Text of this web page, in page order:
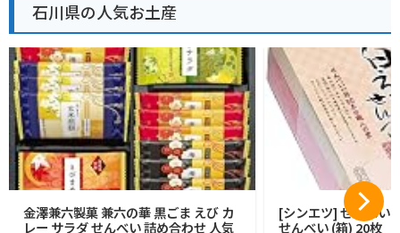
石川県の人気お土産
金澤兼六製菓 兼六の華 黒ごま えび カ
レー サラダ せんべい 詰め合わせ 人気
[シンエツ] せんべい
せんべい (箱) 20枚